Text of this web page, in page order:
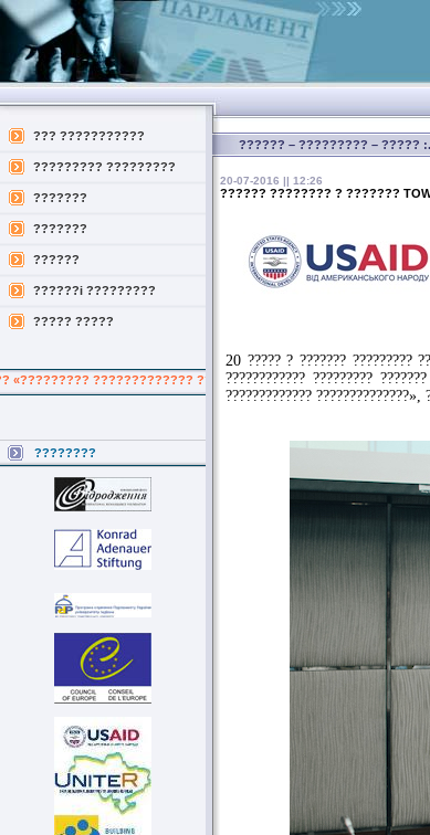
??? ???????????
????????? ?????????
???????
???????
??????
??????i ?????????
????? ?????
?? ?????????? ???????? ?? ????????????? ??
????????
?????? – ????????? – ????? :.
20-07-2016 || 12:26
?????? ???????? ? ???????
20 ????? ? ??????? ?????????
???????????? ?????????
????????????? ??????????????»,